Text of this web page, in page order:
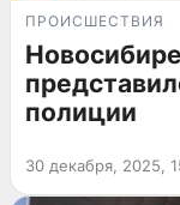
ПРОИСШЕСТВИЯ
полиции
30 декабря, 2025,